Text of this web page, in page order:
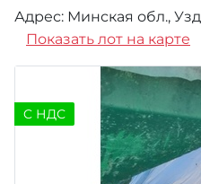
Адрес: Минская обл.,
Показать лот на карте
C НДС